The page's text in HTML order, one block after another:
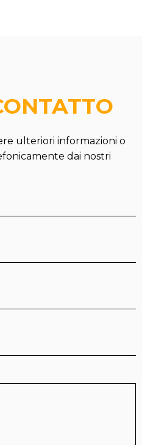
ulteriori informazioni o
dai nostri